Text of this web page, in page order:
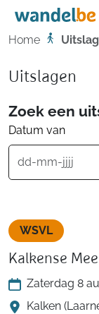
Home
Uitslagen
Zoek een
Datum van
WSVL
Kalkense
Zaterdag 8
Kalken